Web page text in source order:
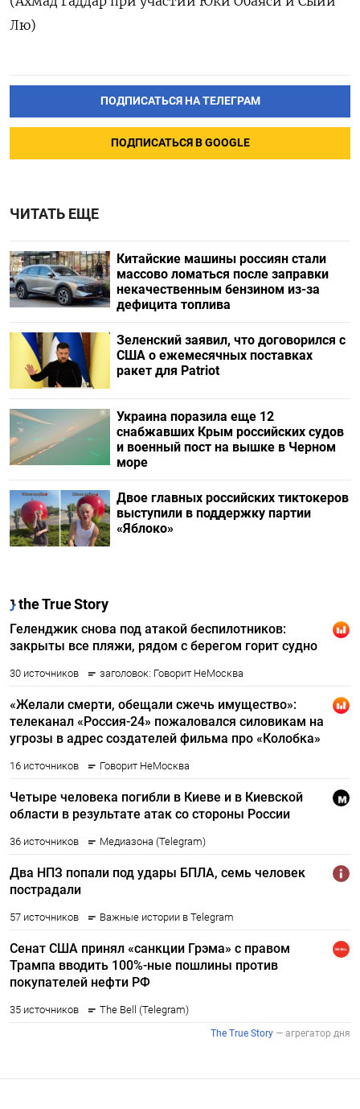
Лю)
ПОДПИСАТЬСЯ НА ТЕЛЕГРАМ
ПОДПИСАТЬСЯ В GOOGLE
ЧИТАТЬ ЕЩЕ
Китайские машины россиян стали
массово ломаться после заправки
некачественным бензином из-за
дефицита топлива
Зеленский заявил, что договорился с
США о ежемесячных поставках
ракет для Patriot
Украина поразила еще 12
снабжавших Крым российских судов
и военный пост на вышке в Черном
море
Двое главных российских тиктокеров
выступили в поддержку партии
«Яблоко»